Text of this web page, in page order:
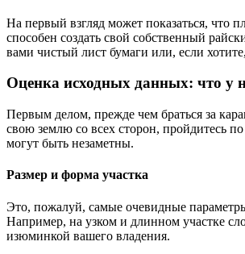
На первый взгляд может показаться, что
способен создать свой собственный
вами чистый лист бумаги или, если
Оценка исходных данных: что у
Первым делом, прежде чем браться за
свою землю со всех сторон, пройдитесь
могут быть незаметны.
Размер и форма участка
Это, пожалуй, самые очевидные
Например, на узком и длинном участке
изюминкой вашего владения.